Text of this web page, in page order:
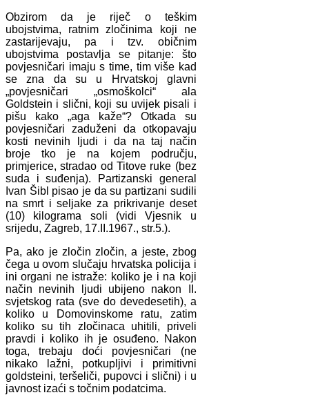
Obzirom da je riječ o teškim
ubojstvima, ratnim zločinima koji ne
zastarijevaju, pa i tzv. običnim
ubojstvima postavlja se pitanje: što
povjesničari imaju s time, tim više kad
se zna da su u Hrvatskoj glavni
„povjesničari „osmoškolci“ ala
Goldstein i slični, koji su uvijek pisali i
pišu kako „aga kaže“? Otkada su
povjesničari zaduženi da otkopavaju
kosti nevinih ljudi i da na taj način
broje tko je na kojem području,
primjerice, stradao od Titove ruke (bez
suda i suđenja). Partizanski general
Ivan Šibl pisao je da su partizani sudili
na smrt i seljake za prikrivanje deset
(10) kilograma soli (vidi Vjesnik u
srijedu, Zagreb, 17.II.1967., str.5.).
Pa, ako je zločin zločin, a jeste, zbog
čega u ovom slučaju hrvatska policija i
ini organi ne istraže: koliko je i na koji
način nevinih ljudi ubijeno nakon II.
svjetskog rata (sve do devedesetih), a
koliko u Domovinskome ratu, zatim
koliko su tih zločinaca uhitili, priveli
pravdi i koliko ih je osuđeno. Nakon
toga, trebaju doći povjesničari (ne
nikako lažni, potkupljivi i primitivni
goldsteini, teršeliči, pupovci i slični) i u
javnost izaći s točnim podatcima.